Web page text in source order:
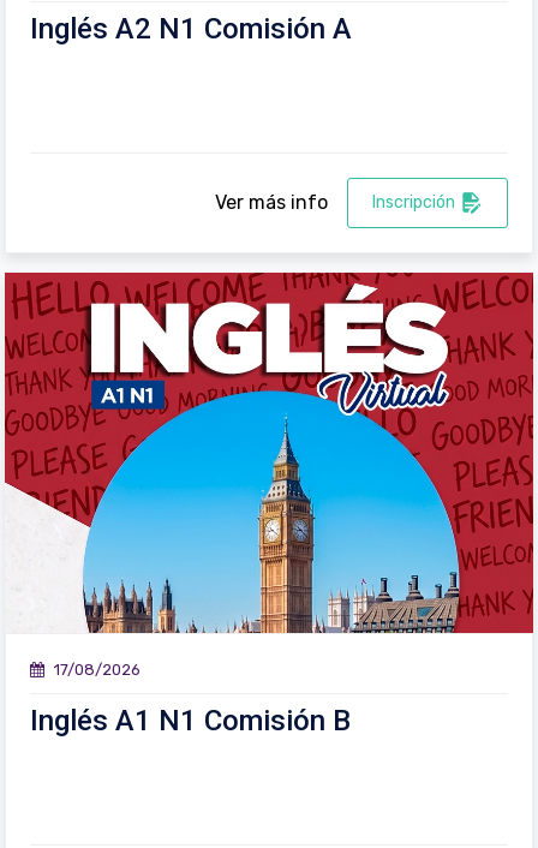
Inglés A2 N1 Comisión A
Ver más info Inscripción
17/08/2026
Inglés A1 N1 Comisión B